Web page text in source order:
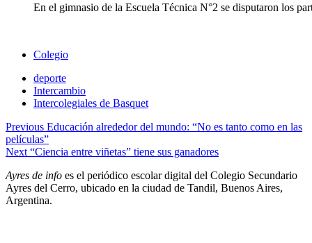
En el gimnasio de la Escuela Técnica N°2 se disputaron los
Colegio
deporte
Intercambio
Intercolegiales de Basquet
Navegación
de
Previous Educación alrededor del mundo: “No es tanto como en las
películas”
Next “Ciencia entre viñetas” tiene sus ganadores
Ayres de info es el periódico escolar digital del Colegio Secundario
Ayres del Cerro, ubicado en la ciudad de Tandil, Buenos Aires,
Argentina.